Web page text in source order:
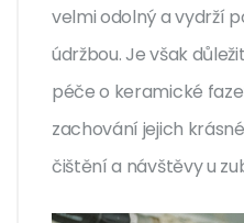
velmi odolný a vydrží
údržbou. Je však
péče o keramické
zachování jejich
čištění a návštěvy u